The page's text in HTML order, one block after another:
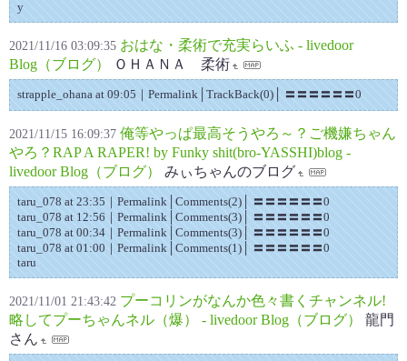
y
2021/11/16 03:09:35 おはな・柔術で充実らいふ - livedoor
Blog（ブログ）
ＯＨＡＮＡ 柔術
strapple_ohana at 09:05｜Permalink│TrackBack(0)│ 〓〓〓〓〓〓0
2021/11/15 16:09:37 俺等やっぱ最高そうやろ～？ご機嫌ちゃん
やろ？RAP A RAPER! by Funky shit(bro-YASSHI)blog -
livedoor Blog（ブログ）
みぃちゃんのブログ
taru_078 at 23:35｜Permalink│Comments(2)│ 〓〓〓〓〓〓0
taru_078 at 12:56｜Permalink│Comments(3)│ 〓〓〓〓〓〓0
taru_078 at 00:34｜Permalink│Comments(3)│ 〓〓〓〓〓〓0
taru_078 at 01:00｜Permalink│Comments(1)│ 〓〓〓〓〓〓0
taru
2021/11/01 21:43:42 プーコリンがなんか色々書くチャンネル!
略してプーちゃんネル（爆） - livedoor Blog（ブログ）
龍門
さん